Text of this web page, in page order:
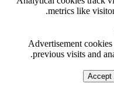
metrics like
Advertisement
previous visits and
Accept